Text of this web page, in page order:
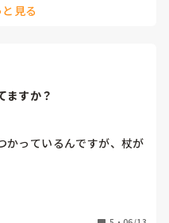
見る
ますか？
かっているんですが、杖が
良い方法は無いかなと考
に置いていますか？